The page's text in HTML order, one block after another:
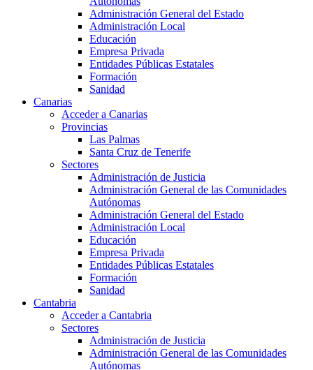
Administración General del Estado
Administración Local
Educación
Empresa Privada
Entidades Públicas Estatales
Formación
Sanidad
Canarias
Acceder a Canarias
Provincias
Las Palmas
Santa Cruz de Tenerife
Sectores
Administración de Justicia
Administración General de las Comunidades
Autónomas
Administración General del Estado
Administración Local
Educación
Empresa Privada
Entidades Públicas Estatales
Formación
Sanidad
Cantabria
Acceder a Cantabria
Sectores
Administración de Justicia
Administración General de las Comunidades
Autónomas